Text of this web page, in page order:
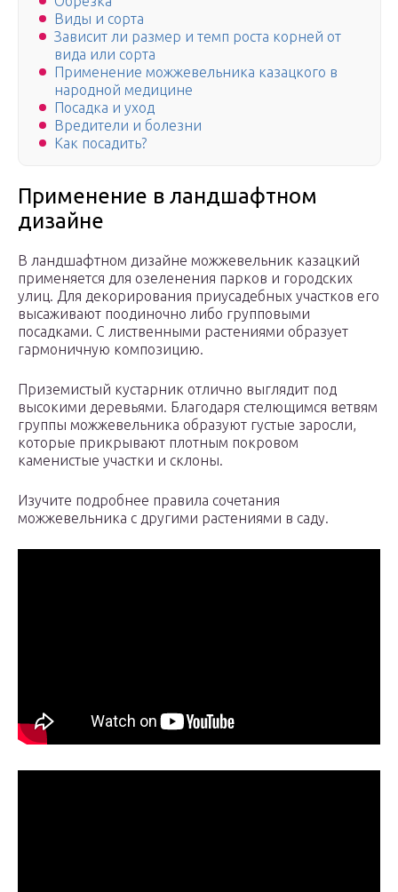
Виды и сорта
Зависит ли размер и темп роста корней от
вида или сорта
Применение можжевельника казацкого в
народной медицине
Посадка и уход
Вредители и болезни
Как посадить?
Применение в ландшафтном
дизайне
В ландшафтном дизайне можжевельник казацкий
применяется для озеленения парков и городских
улиц. Для декорирования приусадебных участков его
высаживают поодиночно либо групповыми
посадками. С лиственными растениями образует
гармоничную композицию.
Приземистый кустарник отлично выглядит под
высокими деревьями. Благодаря стелющимся ветвям
группы можжевельника образуют густые заросли,
которые прикрывают плотным покровом
каменистые участки и склоны.
Изучите подробнее правила сочетания
можжевельника с другими растениями в саду.